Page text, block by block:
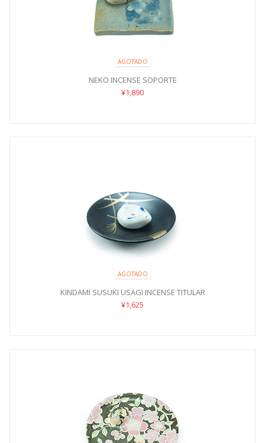
AGOTADO
NEKO INCENSE SOPORTE
¥1,890
AGOTADO
KINDAMI SUSUKI USAGI INCENSE TITULAR
¥1,625